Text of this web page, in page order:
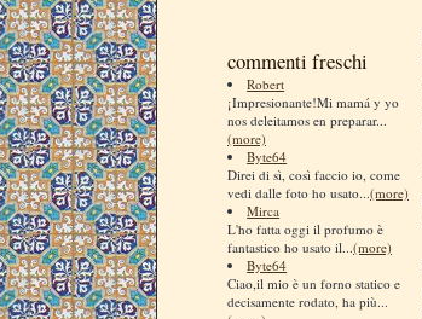
commenti freschi
Robert
¡Impresionante!Mi mamá y yo
nos deleitamos en preparar...
(more)
Byte64
Direi di sì, così faccio io, come
vedi dalle foto ho usato...(more)
Mirca
L'ho fatta oggi il profumo è
fantastico ho usato il...(more)
Byte64
Ciao,il mio è un forno statico e
decisamente rodato, ha più...